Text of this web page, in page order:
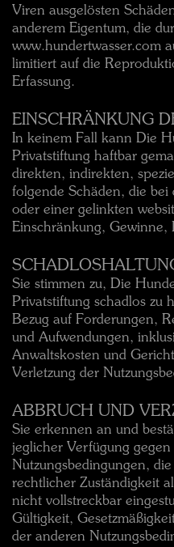
Viren ausgelösten
anderem Eigentum, die
www.hundertwasser.com
limitiert auf die
Erfassung.
EINSCHRÄNKUNG
In keinem Fall kann Die
Privatstiftung haftbar
direkten, indirekten,
folgende Schäden, die bei
oder einer gelinkten
Einschränkung, Gewinne,
Sie stimmen zu, Die
Privatstiftung schadlos zu
Bezug auf Forderungen,
und Aufwendungen,
Anwaltskosten und
Verletzung der
ABBRUCH UND
Sie erkennen an und
jeglicher Verfügung gegen
Nutzungsbedingungen,
rechtlicher Zuständigkeit
nicht vollstreckbar
Gültigkeit,
der anderen